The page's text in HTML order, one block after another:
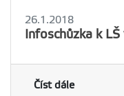
26.1.2018
Infoschůzka k
Číst dále